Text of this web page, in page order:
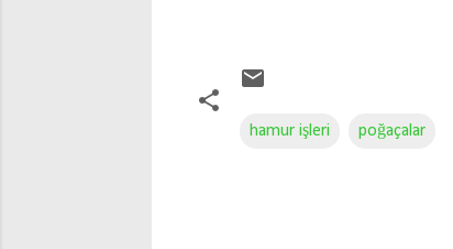
hamur işleri poğaçalar